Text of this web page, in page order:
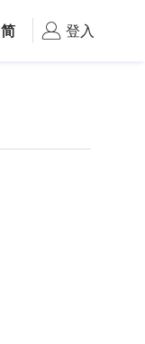
简 登入